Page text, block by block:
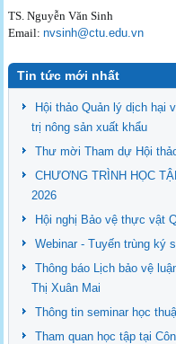
TS. Nguyễn Văn Sinh
Email:nvsinh@ctu.edu.vn
Tin tức mới nhất
Hội thảo Quản lý dịch hại
trị nông sản xuất khẩu
Thư mời Tham dự Hội
CHƯƠNG TRÌNH HỌC
2026
Hội nghị Bảo vệ thực vật
Webinar - Tuyến trùng ký
Thông báo Lịch bảo vệ
Thị Xuân Mai
Thông tin seminar học
Tham quan học tập tại